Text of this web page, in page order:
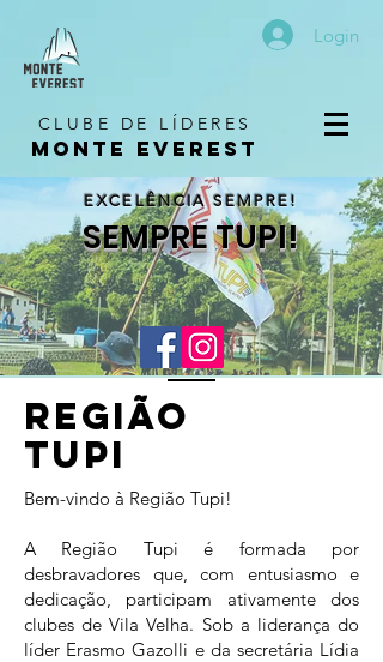
Login
CLUBE DE LÍDERES
MONTE EVEREST
EXCELÊNCIA SEMPRE!
SEMPRE TUPI!
Região
tupi
Bem-vindo à Região Tupi!
A Região Tupi é formada por
desbravadores que, com entusiasmo e
dedicação, participam ativamente dos
clubes de Vila Velha. Sob a liderança do
líder Erasmo Gazolli e da secretária Lídia